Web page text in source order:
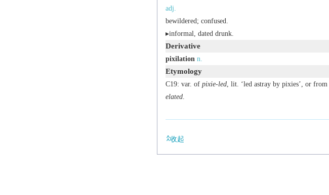
adj.
bewildered; confused.
▸informal, dated drunk.
Derivative
pixilation n.
Etymology
C19: var. of pixie-led, lit. ‘led astray by pixies’, or from
elated.
收起